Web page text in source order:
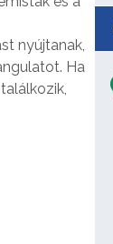
nyújtanak,
Ha